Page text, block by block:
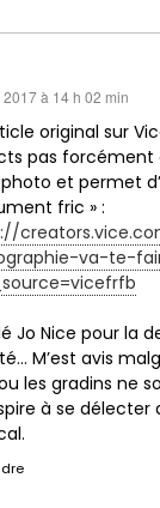
2017 à 14 h 02 min
original sur
pas forcément
et permet
fric » :
va-te-
Jo Nice pour la
M’est avis
les gradins ne
à se délecter